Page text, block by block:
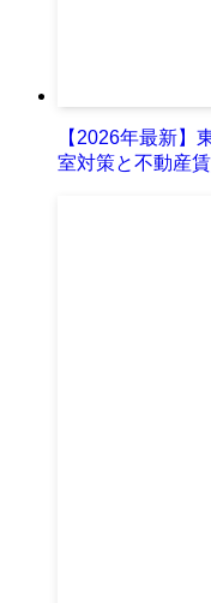
【2026年最新】
室対策と不動産